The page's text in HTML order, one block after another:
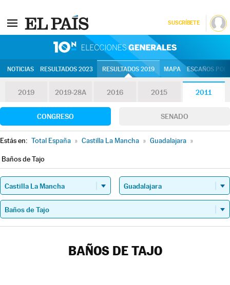
SUSCRÍBETE
NOTICIAS RESULTADOS 2023 RESULTADOS 2019 MAPA ESCAÑOS
2019 2019-28A 2016 2015 2011
CONGRESO SENADO
Estás en: Total España » Castilla La Mancha » Guadalajara »
Baños de Tajo
BAÑOS DE TAJO